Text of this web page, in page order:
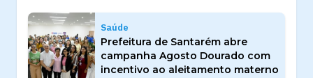
Saúde
Prefeitura de Santarém abre
campanha Agosto Dourado com
incentivo ao aleitamento materno